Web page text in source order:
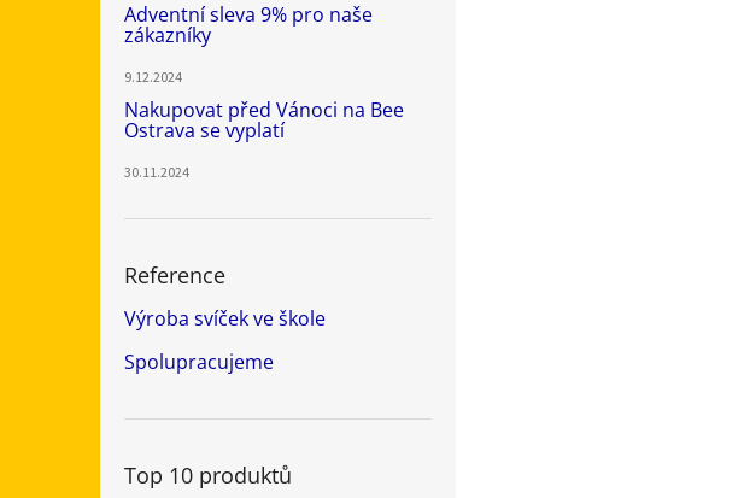
Adventní sleva 9% pro naše
zákazníky
9.12.2024
Nakupovat před Vánoci na Bee
Ostrava se vyplatí
30.11.2024
Reference
Výroba svíček ve škole
Spolupracujeme
Top 10 produktů